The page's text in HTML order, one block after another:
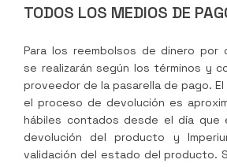
TODOS LOS MEDIOS DE
Para los reembolsos de dinero por
se realizarán según los términos y
proveedor de la pasarella de pago.
el proceso de devolución es
hábiles contados desde el día que
devolución del producto y
validación del estado del producto.